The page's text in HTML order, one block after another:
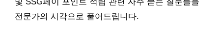
및 SSG페이 포인트 적립 관련 자주 묻는 질문들을
전문가의 시각으로 풀어드립니다.